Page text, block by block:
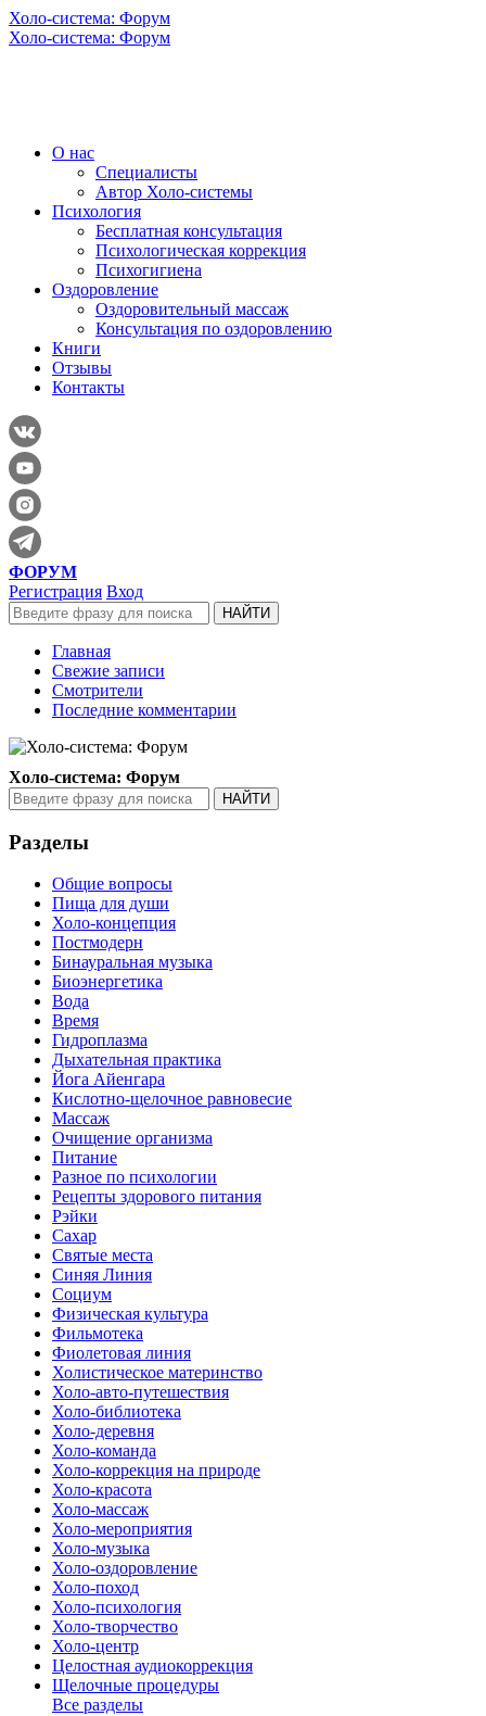
Холо-система: Форум
Холо-система: Форум
О нас
Специалисты
Автор Холо-системы
Психология
Бесплатная консультация
Психологическая коррекция
Психогигиена
Оздоровление
Оздоровительный массаж
Консультация по оздоровлению
Книги
Отзывы
Контакты
ФОРУМ
Регистрация Вход
Главная
Свежие записи
Смотрители
Последние комментарии
Холо-система: Форум
Разделы
Общие вопросы
Пища для души
Холо-концепция
Постмодерн
Бинауральная музыка
Биоэнергетика
Вода
Время
Гидроплазма
Дыхательная практика
Йога Айенгара
Кислотно-щелочное равновесие
Массаж
Очищение организма
Питание
Разное по психологии
Рецепты здорового питания
Рэйки
Сахар
Святые места
Синяя Линия
Социум
Физическая культура
Фильмотека
Фиолетовая линия
Холистическое материнство
Холо-авто-путешествия
Холо-библиотека
Холо-деревня
Холо-команда
Холо-коррекция на природе
Холо-красота
Холо-массаж
Холо-мероприятия
Холо-музыка
Холо-оздоровление
Холо-поход
Холо-психология
Холо-творчество
Холо-центр
Целостная аудиокоррекция
Щелочные процедуры
Все разделы